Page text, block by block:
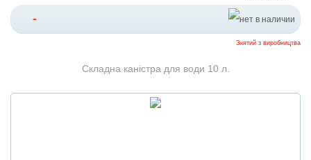
-
Знятий з виробництва
Складна каністра для води 10 л.